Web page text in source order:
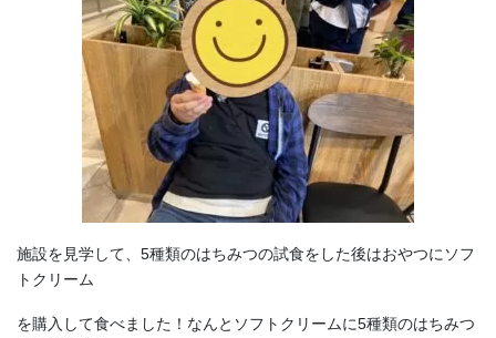
施設を見学して、5種類のはちみつの試食をした後はおやつにソフ
トクリーム
を購入して食べました！なんとソフトクリームに5種類のはちみつ